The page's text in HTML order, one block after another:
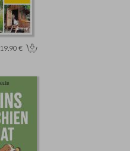
19.90 €